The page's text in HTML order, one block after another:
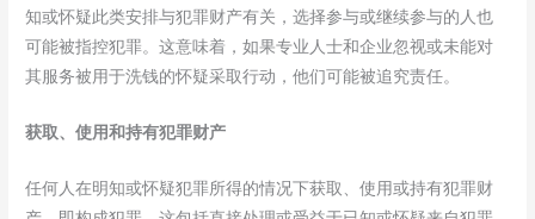
知或怀疑此类安排与犯罪财产有关，选择参与或继续参与的人也
可能被指控犯罪。这意味着，如果专业人士和企业忽视或未能对
其服务被用于洗钱的怀疑采取行动，他们可能被追究责任。
获取、使用和持有犯罪财产
任何人在明知或怀疑犯罪所得的情况下获取、使用或持有犯罪财